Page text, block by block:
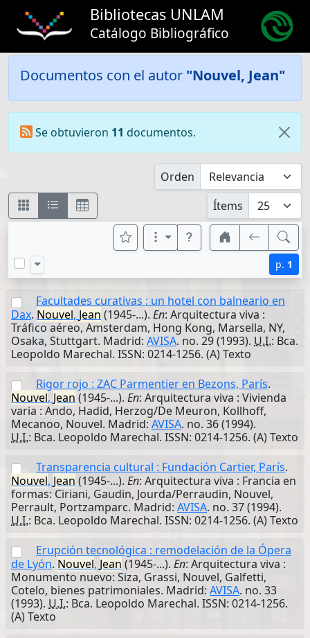
Bibliotecas UNLAM
Catálogo Bibliográfico
Documentos con el autor "Nouvel, Jean"
Se obtuvieron 11 documentos.
Orden
Ítems
p. 1
Facultades curativas : un hotel con balneario en
Dax. Nouvel, Jean (1945-...). En: Arquitectura viva :
Tráfico aéreo, Amsterdam, Hong Kong, Marsella, NY,
Osaka, Stuttgart. Madrid: AVISA. no. 29 (1993). U.I.: Bca.
Leopoldo Marechal. ISSN: 0214-1256. (A) Texto
Rigor rojo : ZAC Parmentier en Bezons, París.
Nouvel, Jean (1945-...). En: Arquitectura viva : Vivienda
varia : Ando, Hadid, Herzog/De Meuron, Kollhoff,
Mecanoo, Nouvel. Madrid: AVISA. no. 36 (1994).
U.I.: Bca. Leopoldo Marechal. ISSN: 0214-1256. (A) Texto
Transparencia cultural : Fundación Cartier, París.
Nouvel, Jean (1945-...). En: Arquitectura viva : Francia en
formas: Ciriani, Gaudin, Jourda/Perraudin, Nouvel,
Perrault, Portzamparc. Madrid: AVISA. no. 37 (1994).
U.I.: Bca. Leopoldo Marechal. ISSN: 0214-1256. (A) Texto
Erupción tecnológica : remodelación de la Ópera
de Lyón. Nouvel, Jean (1945-...). En: Arquitectura viva :
Monumento nuevo: Siza, Grassi, Nouvel, Galfetti,
Cotelo, bienes patrimoniales. Madrid: AVISA. no. 33
(1993). U.I.: Bca. Leopoldo Marechal. ISSN: 0214-1256.
(A) Texto